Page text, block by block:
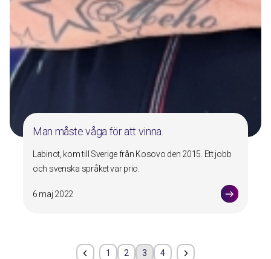
Man måste våga för att vinna.
Labinot, kom till Sverige från Kosovo den 2015. Ett jobb
och svenska språket var prio.
6 maj 2022
1 2 3 4